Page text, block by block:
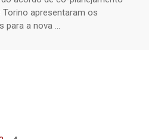
apresentaram os
para a nova ...